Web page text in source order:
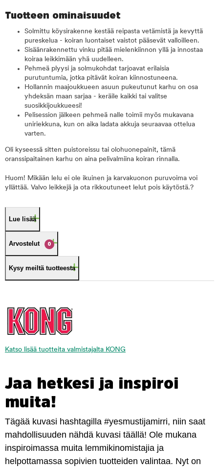
Tuotteen ominaisuudet
Solmittu köysirakenne kestää reipasta vetämistä ja kevyttä
pureskelua - koiran luontaiset vaistot pääsevät valloilleen.
Sisäänrakennettu vinku pitää mielenkiinnon yllä ja innostaa
koiraa leikkimään yhä uudelleen.
Pehmeä plyysi ja solmukohdat tarjoavat erilaisia
purutuntumia, jotka pitävät koiran kiinnostuneena.
Hollannin maajoukkueen asuun pukeutunut karhu on osa
yhdeksän maan sarjaa - keräile kaikki tai valitse
suosikkijoukkueesi!
Pelisession jälkeen pehmeä nalle toimii myös mukavana
uniriekkuna, kun on aika ladata akkuja seuraavaa ottelua
varten.
Oli kyseessä sitten puistoreissu tai olohuonepainit, tämä
oranssipaitainen karhu on aina pelivalmiina koiran rinnalla.
Huom! Mikään lelu ei ole ikuinen ja karvakuonon puruvoima voi
yllättää. Valvo leikkejä ja ota rikkoutuneet lelut pois käytöstä.?
Lue lisää
Arvostelut 0
Kysy meiltä tuotteesta
Katso lisää tuotteita valmistajalta KONG
Jaa hetkesi ja inspiroi
muita!
Tägää kuvasi hashtagilla #yesmustijamirri, niin saat
mahdollisuuden nähdä kuvasi täällä! Ole mukana
inspiroimassa muita lemmikinomistajia ja
helpottamassa sopivien tuotteiden valintaa. Nyt on